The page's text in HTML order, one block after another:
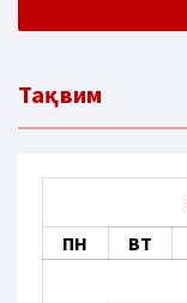
Тақвим
ПН
ВТ